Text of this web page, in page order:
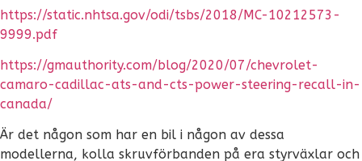
https://static.nhtsa.gov/odi/tsbs/2018/MC-10212573-
9999.pdf
https://gmauthority.com/blog/2020/07/chevrolet-
camaro-cadillac-ats-and-cts-power-steering-recall-in-
canada/
Är det någon som har en bil i någon av dessa
modellerna, kolla skruvförbanden på era styrväxlar och